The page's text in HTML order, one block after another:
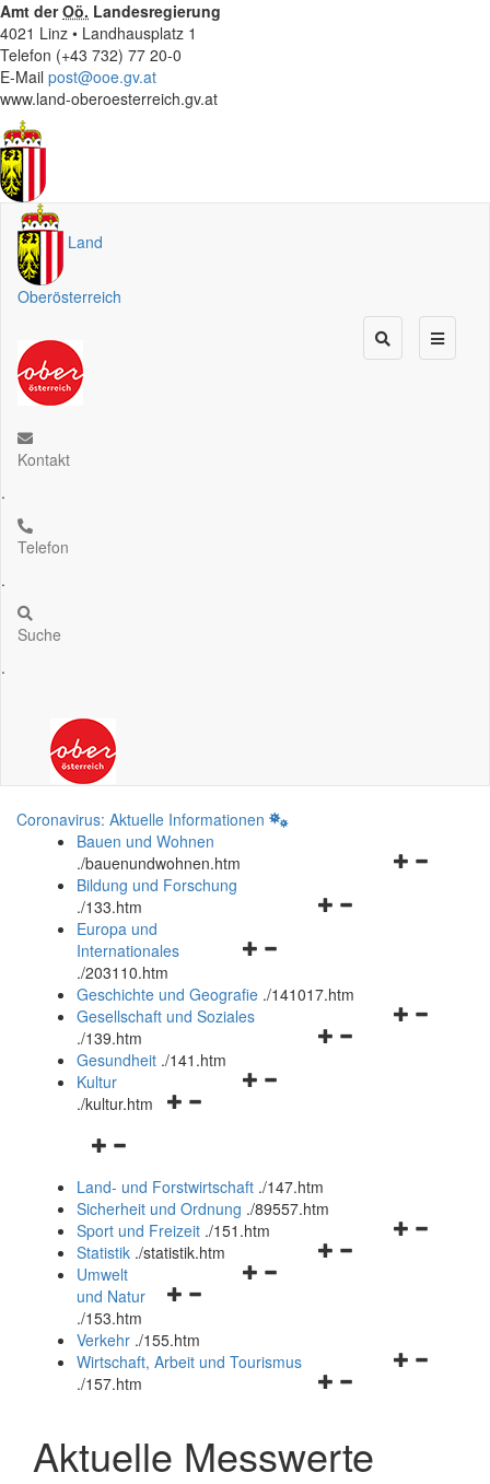
Amt derOö. Landesregierung
4021 Linz • Landhausplatz 1
Telefon (+43 732) 77 20-0
E-Mail post@ooe.gv.at
www.land-oberoesterreich.gv.at
Land
Oberösterreich
Kontakt
.
Telefon
.
Suche
.
Coronavirus: Aktuelle Informationen
Bauen und Wohnen
./bauenundwohnen.htm
Navigationsmenü
Bildung und Forschung
./133.htm
Navigationsmenü
und
schließen
Europa und
Internationales
./203110.htm
Geschichte und Geografie ./141017.htm
Navigationsmenü
Gesellschaft und Soziales
./139.htm
Navigationsmenü
Gesundheit ./141.htm
Navigationsmenü
Kultur
./kultur.htm
Navigationsmenü
und
schließen
Land- und Forstwirtschaft ./147.htm
Sicherheit und Ordnung ./89557.htm
Navigationsmenü
Sport und Freizeit ./151.htm
Navigationsmenü
Statistik ./statistik.htm
Navigationsmenü
und
schließen
Umwelt
und Natur
./153.htm
Verkehr ./155.htm
Navigationsmenü
schließen
Wirtschaft, Arbeit und Tourismus
./157.htm
Aktuelle Messwerte